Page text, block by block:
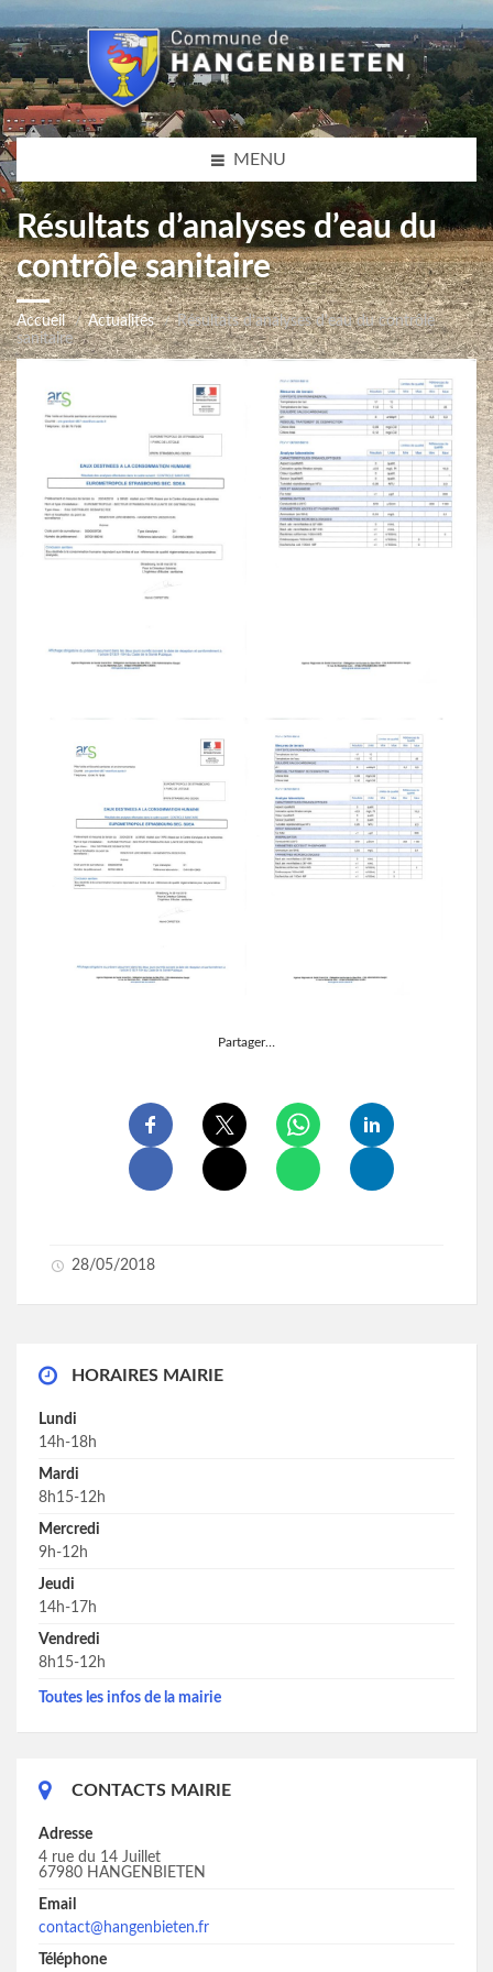
MENU
Résultats d’analyses d’eau du
contrôle sanitaire
Accueil Actualités
Résultats d’analyses d’eau du contrôle
sanitaire
Partager…
28/05/2018
HORAIRES MAIRIE
Lundi
14h-18h
Mardi
8h15-12h
Mercredi
9h-12h
Jeudi
14h-17h
Vendredi
8h15-12h
Toutes les infos de la mairie
CONTACTS MAIRIE
Adresse
4 rue du 14 Juillet
67980 HANGENBIETEN
Email
contact@hangenbieten.fr
Téléphone